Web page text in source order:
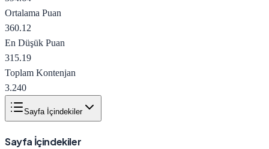
Ortalama Puan
360.12
En Düşük Puan
315.19
Toplam Kontenjan
3.240
Sayfa İçindekiler
Sayfa İçindekiler